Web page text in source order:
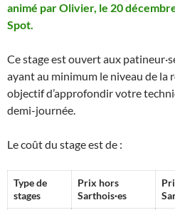
animé par Olivier, le 20
Spot.
Ce stage est ouvert aux
ayant au minimum le niveau de la
objectif d’approfondir votre
demi-journée.
Le coût du stage est de :
Type de
stages
Prix hors
Sarthois·es